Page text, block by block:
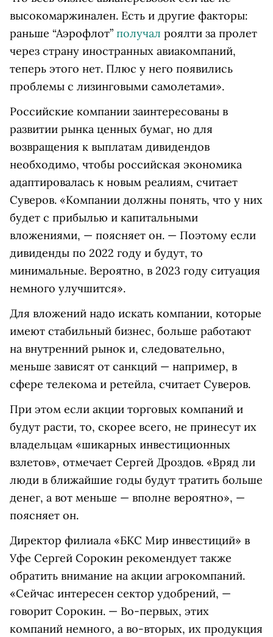
высокомаржинален. Есть и другие факторы:
раньше “Аэрофлот” получал роялти за пролет
через страну иностранных авиакомпаний,
теперь этого нет. Плюс у него появились
проблемы с лизинговыми самолетами».
Российские компании заинтересованы в
развитии рынка ценных бумаг, но для
возвращения к выплатам дивидендов
необходимо, чтобы российская экономика
адаптировалась к новым реалиям, считает
Суверов. «Компании должны понять, что у них
будет с прибылью и капитальными
вложениями, — поясняет он. — Поэтому если
дивиденды по 2022 году и будут, то
минимальные. Вероятно, в 2023 году ситуация
немного улучшится».
Для вложений надо искать компании, которые
имеют стабильный бизнес, больше работают
на внутренний рынок и, следовательно,
меньше зависят от санкций — например, в
сфере телекома и ретейла, считает Суверов.
При этом если акции торговых компаний и
будут расти, то, скорее всего, не принесут их
владельцам «шикарных инвестиционных
взлетов», отмечает Сергей Дроздов. «Вряд ли
люди в ближайшие годы будут тратить больше
денег, а вот меньше — вполне вероятно», —
поясняет он.
Директор филиала «БКС Мир инвестиций» в
Уфе Сергей Сорокин рекомендует также
обратить внимание на акции агрокомпаний.
«Сейчас интересен сектор удобрений, —
говорит Сорокин. — Во-первых, этих
компаний немного, а во-вторых, их продукция